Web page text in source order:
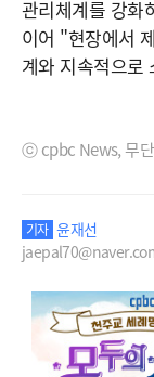
관리체계를 강화
이어 "현장에서
계와 지속적으로
ⓒ cpbc News, 무단
기자 윤재선